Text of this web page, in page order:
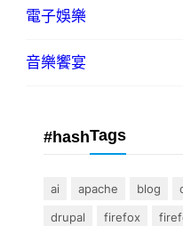
電子娛樂
音樂饗宴
#hashTags
ai apache blog
drupal
firefox